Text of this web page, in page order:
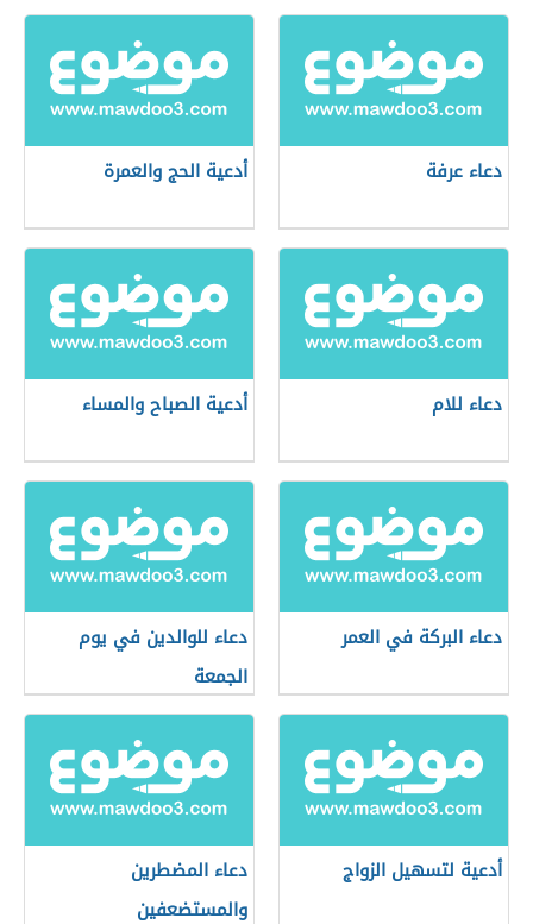
دعاء عرفة أدعية الحج والعمرة
دعاء للام أدعية الصباح والمساء
دعاء البركة في العمر
دعاء للوالدين في يوم
الجمعة
أدعية لتسهيل الزواج
دعاء المضطرين
والمستضعفين